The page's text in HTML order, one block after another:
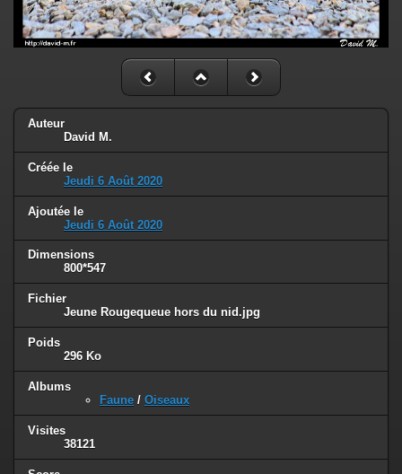
Auteur
David M.
Créée le
Jeudi 6 Août 2020
Ajoutée le
Jeudi 6 Août 2020
Dimensions
800*547
Fichier
Jeune Rougequeue hors du nid.jpg
Poids
296 Ko
Albums
Faune / Oiseaux
Visites
38121